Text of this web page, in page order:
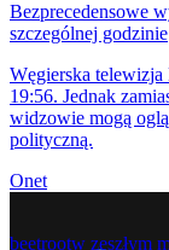
Bezprecedensowe
szczególnej godzinie
Węgierska telewizja
19:56. Jednak
widzowie mogą
polityczną.
Onet
beetrootw zeszłym